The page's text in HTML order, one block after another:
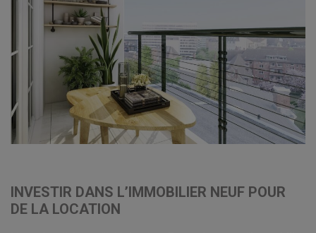
INVESTIR DANS L’IMMOBILIER NEUF POUR
DE LA LOCATION